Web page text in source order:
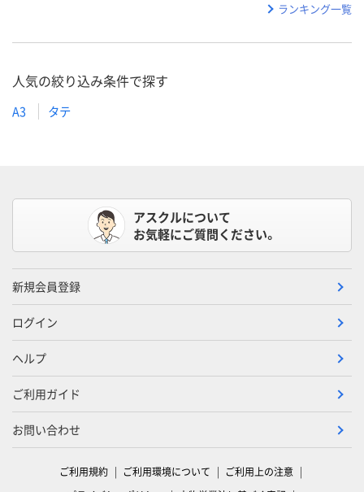
ランキング一覧
人気の絞り込み条件で探す
A3 タテ
アスクルについて
お気軽にご質問ください。
新規会員登録
ログイン
ヘルプ
ご利用ガイド
お問い合わせ
ご利用規約 ご利用環境について
ご利用上の注意